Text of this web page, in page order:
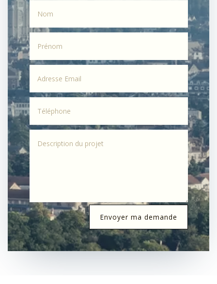
Envoyer ma demande